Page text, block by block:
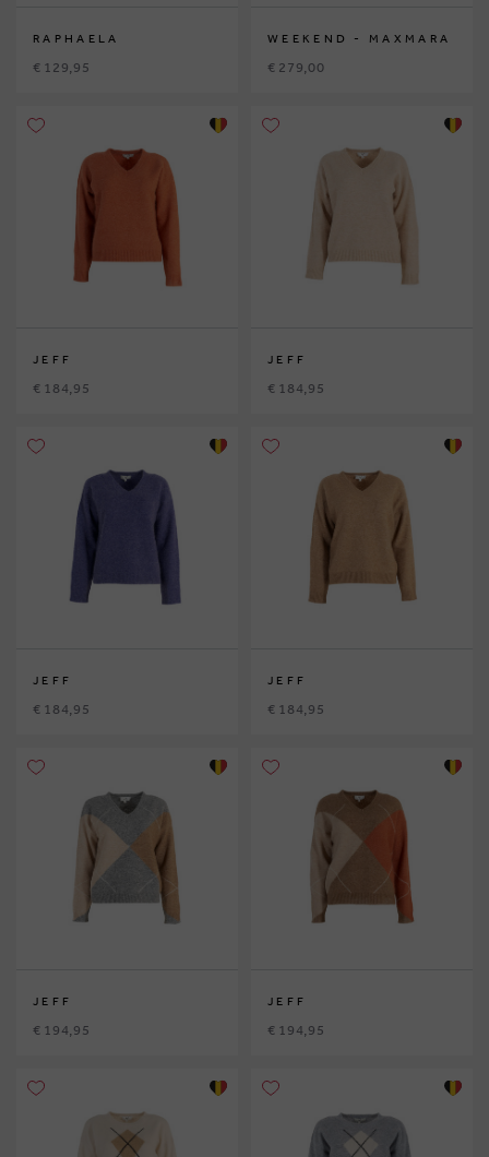
RAPHAELA
€ 129,95
WEEKEND - MAXMARA
€ 279,00
JEFF
€ 184,95
JEFF
€ 184,95
JEFF
€ 184,95
JEFF
€ 184,95
JEFF
€ 194,95
JEFF
€ 194,95